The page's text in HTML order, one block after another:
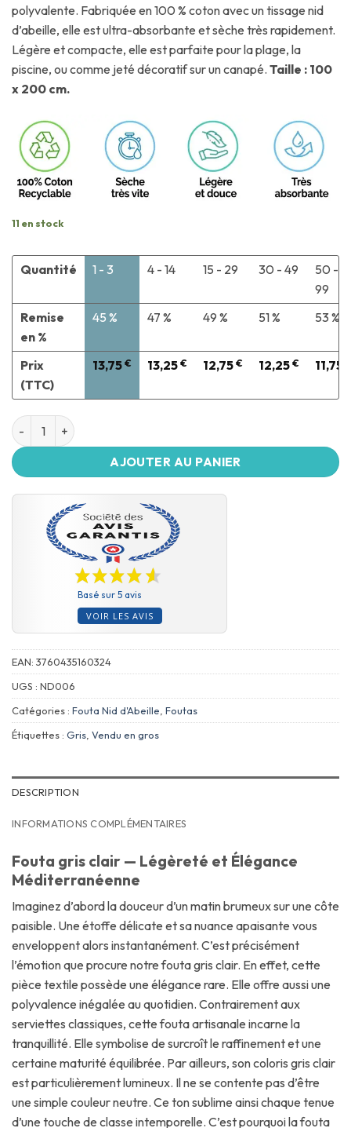
polyvalente. Fabriquée en 100 % coton avec un tissage nid
d’abeille, elle est ultra-absorbante et sèche très rapidement.
Légère et compacte, elle est parfaite pour la plage, la
piscine, ou comme jeté décoratif sur un canapé. Taille : 100
x 200 cm.
11 en stock
Quantité
Remise
en %
Prix
(TTC)
1 - 3
45 %
13,75 €
4 - 14
47 %
13,25 €
15 - 29
49 %
12,75 €
30 - 49
51 %
12,25 €
50 -
99
53 %
11,75
AJOUTER AU PANIER
Basé sur 5 avis
VOIR LES AVIS
EAN: 3760435160324
UGS : ND006
Catégories : Fouta Nid d'Abeille Foutas
Étiquettes : Gris Vendu en gros
DESCRIPTION
INFORMATIONS COMPLÉMENTAIRES
Fouta gris clair — Légèreté et Élégance
Méditerranéenne
Imaginez d’abord la douceur d’un matin brumeux sur une côte
paisible. Une étoffe délicate et sa nuance apaisante vous
enveloppent alors instantanément. C’est précisément
l’émotion que procure notre fouta gris clair. En effet, cette
pièce textile possède une élégance rare. Elle offre aussi une
polyvalence inégalée au quotidien. Contrairement aux
serviettes classiques, cette fouta artisanale incarne la
tranquillité. Elle symbolise de surcroît le raffinement et une
certaine maturité équilibrée. Par ailleurs, son coloris gris clair
est particulièrement lumineux. Il ne se contente pas d’être
une simple couleur neutre. Ce ton sublime ainsi chaque tenue
d’une touche de classe intemporelle. C’est pourquoi la fouta